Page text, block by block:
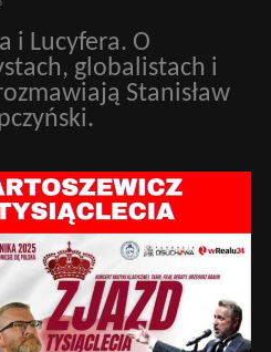
i Lucyfera. O
globalistach i
Stanisław